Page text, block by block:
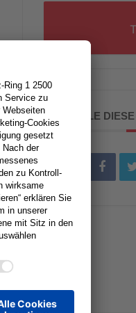
TEILE